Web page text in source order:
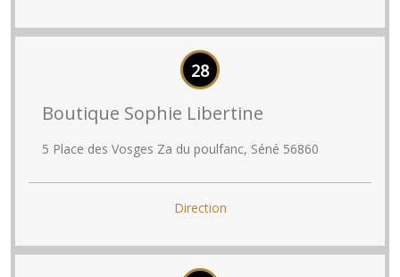
28
Boutique Sophie Libertine
5 Place des Vosges Za du poulfanc, Séné 56860
Direction